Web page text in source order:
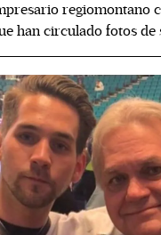
regiomontano
han circulado fotos de